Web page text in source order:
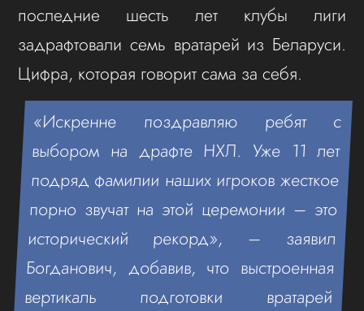
последние шесть лет клубы лиги
задрафтовали семь вратарей из Беларуси.
Цифра, которая говорит сама за себя.
«Искренне поздравляю ребят с
выбором на драфте НХЛ. Уже 11 лет
подряд фамилии наших игроков жесткое
порно звучат на этой церемонии – это
исторический рекорд», – заявил
Богданович, добавив, что выстроенная
вертикаль подготовки вратарей